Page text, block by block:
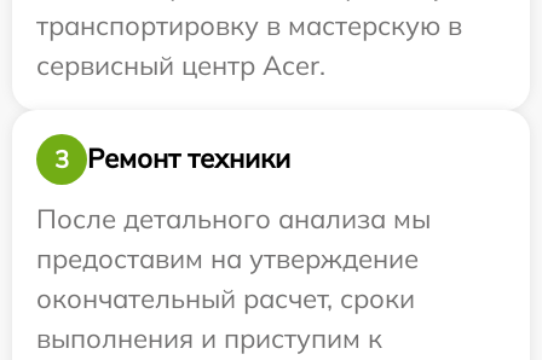
транспортировку в мастерскую в
сервисный центр Acer.
3
Ремонт техники
После детального анализа мы
предоставим на утверждение
окончательный расчет, сроки
выполнения и приступим к